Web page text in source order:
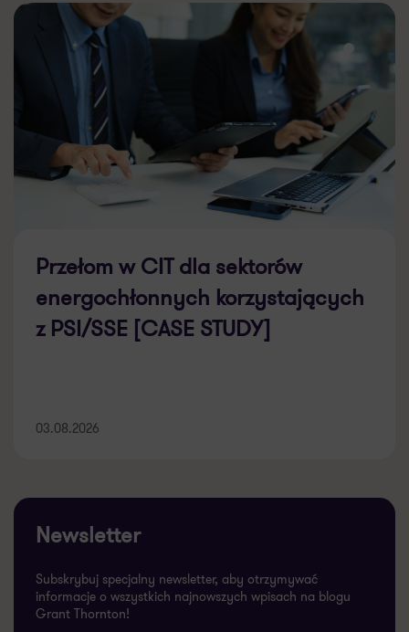
Przełom w CIT dla sektorów
energochłonnych korzystających
z PSI/SSE [CASE STUDY]
03.08.2026
Newsletter
Subskrybuj specjalny newsletter, aby otrzymywać
informacje o wszystkich najnowszych wpisach na blogu
Grant Thornton!